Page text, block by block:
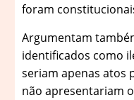
foram
Argumentam
identificados como
seriam apenas atos
não apresentariam